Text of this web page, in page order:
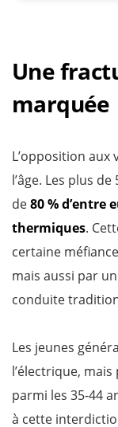
Une
marquée
L’opposition
l’âge. Les plus
de80 % d’entre
thermiques.
certaine
mais aussi par
conduite
Les jeunes
l’électrique,
parmi les 35-44
à cette